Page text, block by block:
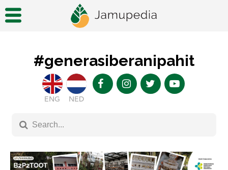
#generasiberanipahit
ENG NED